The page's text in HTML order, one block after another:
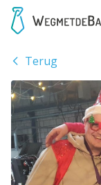
Terug